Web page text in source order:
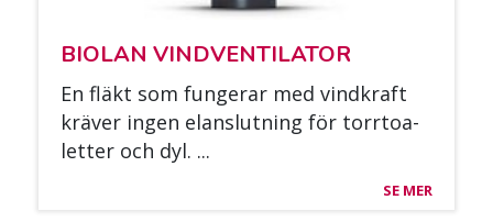
BIO­LAN VIND­VEN­TI­LA­TOR
En fläkt som fun­ge­rar med vind­kraft
krä­ver in­gen elans­lut­ning för torr­toa­
let­ter och dyl. ...
SE MER